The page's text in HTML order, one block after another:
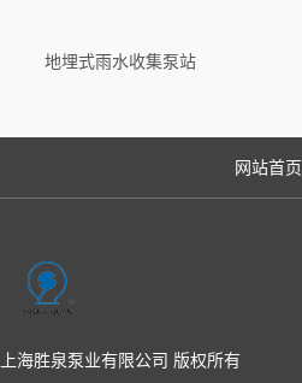
地埋式雨水收集泵站
网站首页
上海胜泉泵业有限公司 版权所有